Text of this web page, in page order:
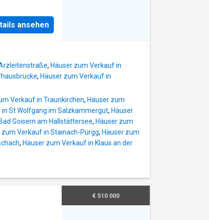
verbindet
Platz für
die ihr einen
moderner
Haus und
ansehen
, Häuser zum Verkauf in
, Häuser zum Verkauf in
Verkauf in Traunkirchen, Häuser zum
in St Wolfgang im Salzkammergut, Häuser
Goisern am Hallstättersee, Häuser zum
zum Verkauf in Stainach-Pürgg, Häuser zum
, Häuser zum Verkauf in Klaus an der
€ 510 000